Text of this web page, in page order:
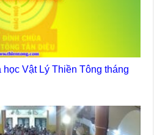
Vật Lý Thiền Tông tháng